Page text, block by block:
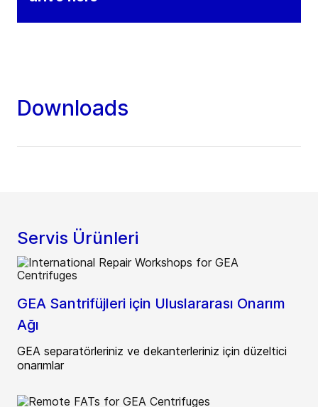
Downloads
Servis Ürünleri
GEA Santrifüjleri için Uluslararası Onarım
Ağı
GEA separatörleriniz ve dekanterleriniz için düzeltici
onarımlar